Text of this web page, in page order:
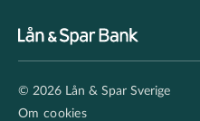
secondary
© 2026 Lån & Spar Sverige
Om cookies